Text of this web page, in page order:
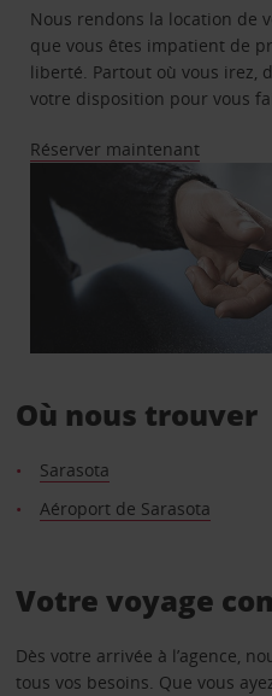
Nous rendons la location de
que vous êtes impatient de
liberté. Partout où vous irez,
votre disposition pour vous
Réserver maintenant
Où nous trouver
Sarasota
Aéroport de Sarasota
Votre voyage
Dès votre arrivée à l’agence,
tous vos besoins. Que vous